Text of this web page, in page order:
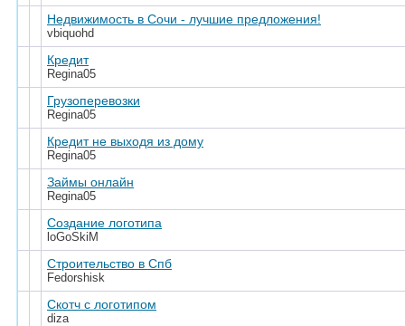
Недвижимость в Сочи - лучшие предложения!
vbiquohd
Кредит
Regina05
Грузоперевозки
Regina05
Кредит не выходя из дому
Regina05
Займы онлайн
Regina05
Создание логотипа
loGoSkiM
Строительство в Спб
Fedorshisk
Скотч с логотипом
diza